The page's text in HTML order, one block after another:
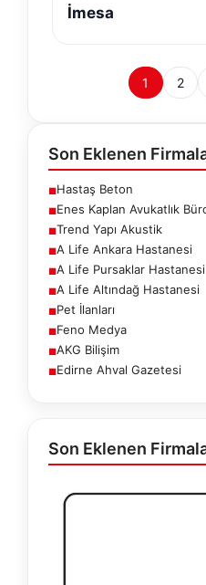
İmesa
1 2
Son Eklenen
■Hastaş Beton
■Enes Kaplan Avukatlık
■Trend Yapı Akustik
■A Life Ankara Hastanesi
■A Life Pursaklar Hastanesi
■A Life Altındağ Hastanesi
■Pet İlanları
■Feno Medya
■AKG Bilişim
■Edirne Ahval Gazetesi
Son Eklenen